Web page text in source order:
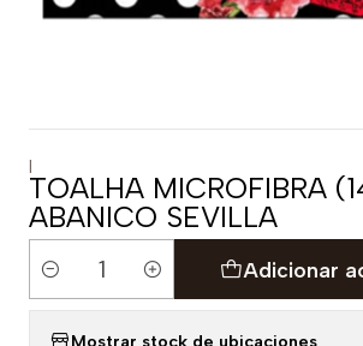
|
TOALHA MICROFIBRA
ABANICO SEVILLA
Quantidade
Adicionar
Mostrar stock de ubicaciones